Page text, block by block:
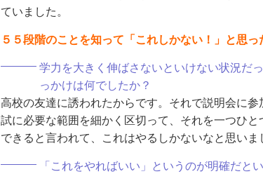
ていました。
５５段階のことを知って「これしかない！」と思っ
学力を大きく伸ばさないといけない状況だ
っかけは何でしたか？
高校の友達に誘われたからです。それで説明会に
試に必要な範囲を細かく区切って、それを一つひ
できると言われて、これはやるしかないなと思いま
「これをやればいい」というのが明確だと